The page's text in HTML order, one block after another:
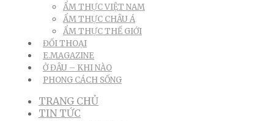
ẨM THỰC VIỆT NAM
ẨM THỰC CHÂU Á
ẨM THỰC THẾ GIỚI
ĐỐI THOẠI
E.MAGAZINE
Ở ĐÂU – KHI NÀO
PHONG CÁCH SỐNG
TRANG CHỦ
TIN TỨC